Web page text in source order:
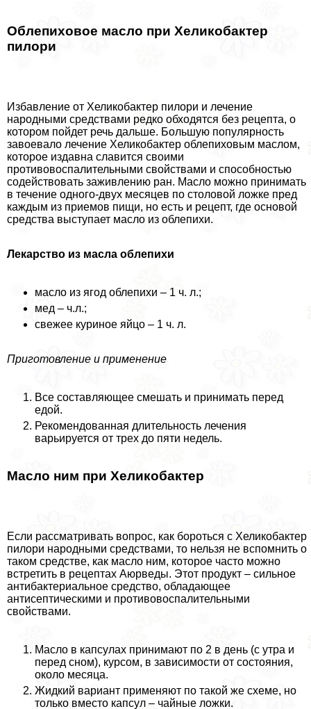
Облепиховое масло при Хеликобактер
пилори
Избавление от Хеликобактер пилори и лечение
народными средствами редко обходятся без рецепта, о
котором пойдет речь дальше. Большую популярность
завоевало лечение Хеликобактер облепиховым маслом,
которое издавна славится своими
противовоспалительными свойствами и способностью
содействовать заживлению ран. Масло можно принимать
в течение одного-двух месяцев по столовой ложке пред
каждым из приемов пищи, но есть и рецепт, где основой
средства выступает масло из облепихи.
Лекарство из масла облепихи
масло из ягод облепихи – 1 ч. л.;
мед – ч.л.;
свежее куриное яйцо – 1 ч. л.
Приготовление и применение
Все составляющее смешать и принимать перед
едой.
Рекомендованная длительность лечения
варьируется от трех до пяти недель.
Масло ним при Хеликобактер
Если рассматривать вопрос, как бороться с Хеликобактер
пилори народными средствами, то нельзя не вспомнить о
таком средстве, как масло ним, которое часто можно
встретить в рецептах Аюрведы. Этот продукт – сильное
антибактериальное средство, обладающее
антисептическими и противовоспалительными
свойствами.
Масло в капсулах принимают по 2 в день (с утра и
перед сном), курсом, в зависимости от состояния,
около месяца.
Жидкий вариант применяют по такой же схеме, но
только вместо капсул – чайные ложки.